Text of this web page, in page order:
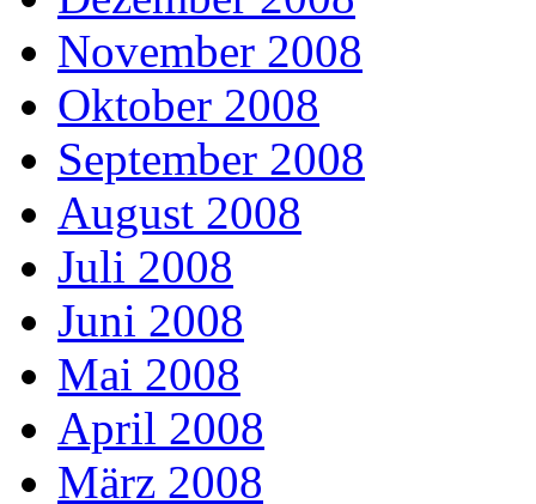
November 2008
Oktober 2008
September 2008
August 2008
Juli 2008
Juni 2008
Mai 2008
April 2008
März 2008